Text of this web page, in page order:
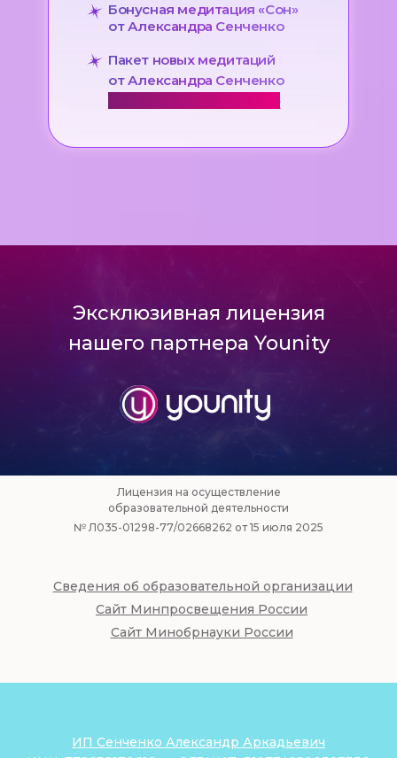
Бонусная медитация «Сон»
от Александра Сенченко
Пакет новых медитаций
от Александра Сенченко
ЭКСКЛЮЗИВНО НА САММИТЕ
Эксклюзивная лицензия
нашего партнера Younity
Лицензия на осуществление
образовательной деятельности
№ Л035-01298-77/02668262 от 15 июля 2025
Сайт Минпросвещения России
Сайт Минобрнауки России
Сведения об образовательной организации
ИП Сенченко Александр Аркадьевич